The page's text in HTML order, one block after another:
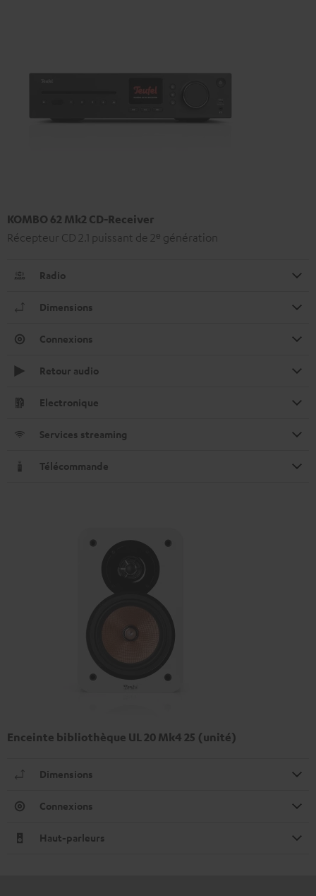
KOMBO 62 Mk2 CD-Receiver
Récepteur CD 2.1 puissant de 2ᵉ génération
Radio
Dimensions
Connexions
Retour audio
Electronique
Services streaming
Télécommande
Enceinte bibliothèque UL 20 Mk4 25 (unité)
Dimensions
Connexions
Haut-parleurs